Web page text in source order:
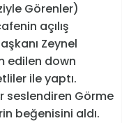
Görenler)
açılış
Zeynel
edilen down
ile yaptı.
seslendiren Görme
beğenisini aldı.